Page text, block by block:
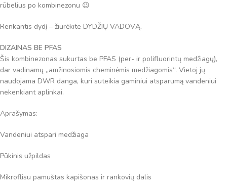
rūbelius po kombinezonu 😉
Renkantis dydį – žiūrėkite DYDŽIŲ VADOVĄ.
DIZAINAS BE PFAS
Šis kombinezonas sukurtas be PFAS (per- ir polifluorintų medžiagų),
dar vadinamų „amžinosiomis cheminėmis medžiagomis“. Vietoj jų
naudojama DWR danga, kuri suteikia gaminiui atsparumą vandeniui
nekenkiant aplinkai.
Aprašymas:
Vandeniui atspari medžiaga
Pūkinis užpildas
Mikroflisu pamuštas kapišonas ir rankovių dalis